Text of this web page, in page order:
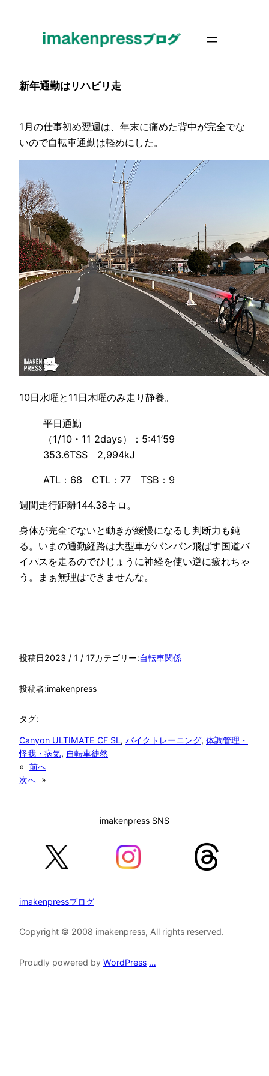
新年通勤はリハビリ走
1月の仕事初め翌週は、年末に痛めた背中が完全でな
いので自転車通勤は軽めにした。
10日水曜と11日木曜のみ走り静養。
平日通勤
（1/10・11 2days）：5:41’59
353.6TSS 2,994kJ
ATL：68 CTL：77 TSB：9
週間走行距離144.38キロ。
身体が完全でないと動きが緩慢になるし判断力も鈍
る。いまの通勤経路は大型車がバンバン飛ばす国道バ
イパスを走るのでひじょうに神経を使い逆に疲れちゃ
う。まぁ無理はできませんな。
投稿日2023 / 1 / 17カテゴリー:自転車関係
投稿者:imakenpress
タグ:
Canyon ULTIMATE CF SL, バイクトレーニング, 体調管理・
怪我・病気, 自転車徒然
« 前へ
次へ »
─ imakenpress SNS ─
imakenpressブログ
Copyright © 2008 imakenpress, All rights reserved.
Proudly powered by WordPress …